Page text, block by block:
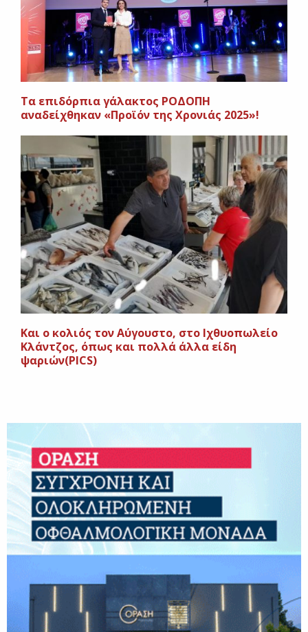
Τα επιδόρπια γάλακτος ΡΟΔΟΠΗ
αναδείχθηκαν «Προϊόν της Χρονιάς 2025»!
Και ο κολιός τον Αύγουστο, στο Ιχθυοπωλείο
Κλάντζος, όπως και πολλά άλλα είδη
ψαριών(PICS)